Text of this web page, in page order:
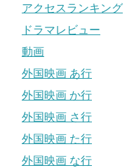
アクセスランキング
ドラマレビュー
動画
外国映画 あ行
外国映画 か行
外国映画 さ行
外国映画 た行
外国映画 な行